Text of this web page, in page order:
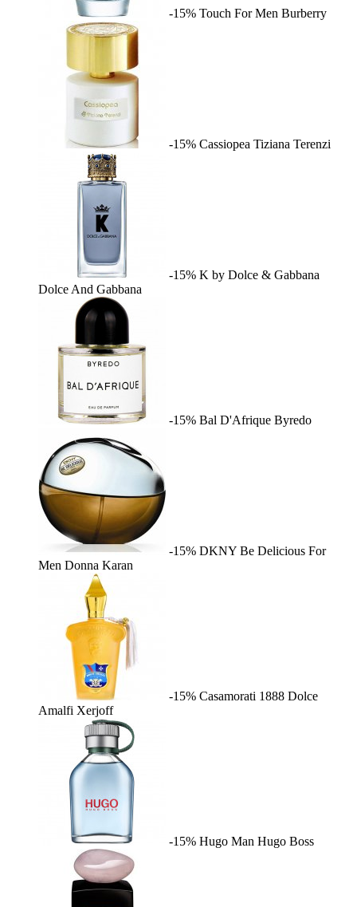
-15% Touch For Men Burberry
-15% Cassiopea Tiziana Terenzi
-15% K by Dolce & Gabbana
Dolce And Gabbana
-15% Bal D'Afrique Byredo
-15% DKNY Be Delicious For
Men Donna Karan
-15% Casamorati 1888 Dolce
Amalfi Xerjoff
-15% Hugo Man Hugo Boss